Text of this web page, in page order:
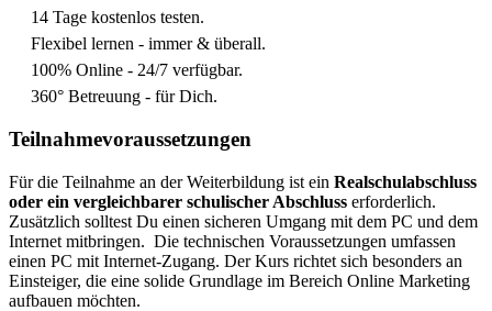
14 Tage kostenlos testen.
Flexibel lernen - immer & überall.
100% Online - 24/7 verfügbar.
360° Betreuung - für Dich.
Teilnahmevoraussetzungen
Für die Teilnahme an der Weiterbildung ist ein Realschulabschluss
oder ein vergleichbarer schulischer Abschluss erforderlich.
Zusätzlich solltest Du einen sicheren Umgang mit dem PC und dem
Internet mitbringen. Die technischen Voraussetzungen umfassen
einen PC mit Internet-Zugang. Der Kurs richtet sich besonders an
Einsteiger, die eine solide Grundlage im Bereich Online Marketing
aufbauen möchten.